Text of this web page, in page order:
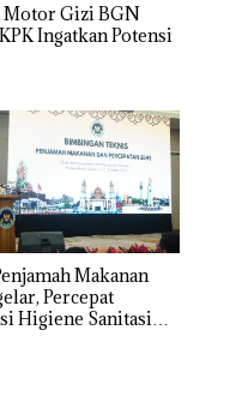
Motor Gizi BGN
Ingatkan Potensi
Makanan
Percepat
Higiene Sanitasi